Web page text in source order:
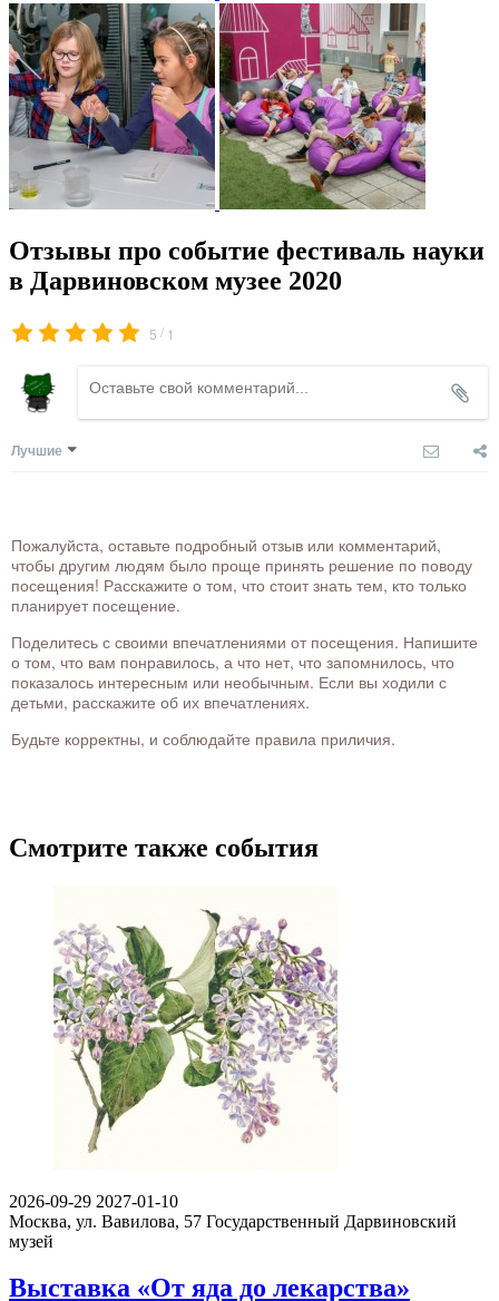
Отзывы про событие фестиваль науки
в Дарвиновском музее 2020
5 / 1
Лучшие
Пожалуйста, оставьте подробный отзыв или комментарий,
чтобы другим людям было проще принять решение по поводу
посещения! Расскажите о том, что стоит знать тем, кто только
планирует посещение.
Поделитесь с своими впечатлениями от посещения. Напишите
о том, что вам понравилось, а что нет, что запомнилось, что
показалось интересным или необычным. Если вы ходили с
детьми, расскажите об их впечатлениях.
Будьте корректны, и соблюдайте правила приличия.
Смотрите также события
2026-09-29 2027-01-10
Москва, ул. Вавилова, 57 Государственный Дарвиновский
музей
Выставка «От яда до лекарства»